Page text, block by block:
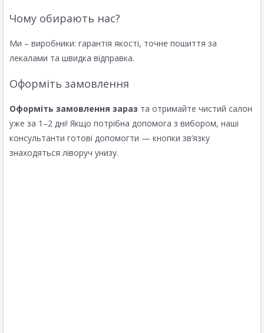
Чому обирають нас?
Ми – виробники: гарантія якості, точне пошиття за
лекалами та швидка відправка.
Оформіть замовлення
Оформіть замовлення зараз та отримайте чистий салон
уже за 1–2 дні! Якщо потрібна допомога з вибором, наші
консультанти готові допомогти — кнопки зв’язку
знаходяться ліворуч унизу.